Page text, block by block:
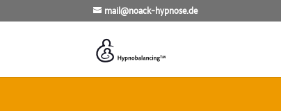
mail@noack-hypnose.de